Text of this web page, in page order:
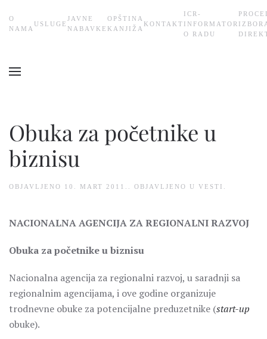
Skip
О
NAMA
USLUGE
JAVNE
NABAVKE
OPŠTINA
KANJIŽA
KONTAKT
ICR-
INFORMATOR
O RADU
Obuka za početnike u
biznisu
OBJAVLJENO 10. MART 2011. . OBJAVLJENO U VESTI
NACIONALNA AGENCIJA ZA REGIONALNI RAZVOJ
Obuka za početnike u biznisu
Nacionalna agencija za regionalni razvoj, u saradnji sa
regionalnim agencijama, i ove godine organizuje
trodnevne obuke za potencijalne preduzetnike (start-up
obuke).